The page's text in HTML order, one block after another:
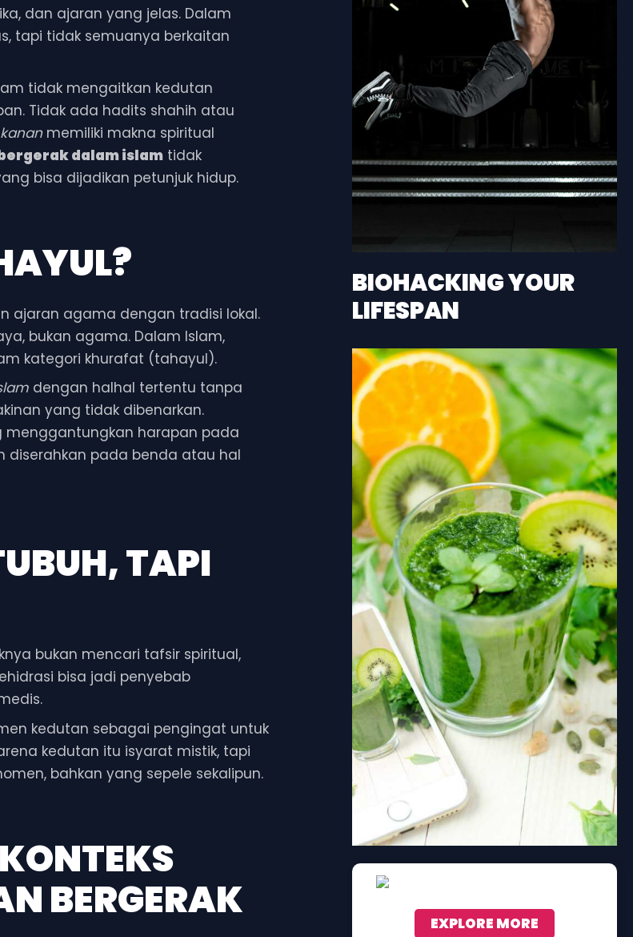
dan ajaran yang jelas. Dalam
tapi tidak semuanya berkaitan
tidak mengaitkan kedutan
Tidak ada hadits shahih atau
memiliki makna spiritual
dalam islamtidak
bisa dijadikan petunjuk hidup.
ajaran agama dengan tradisi lokal.
bukan agama. Dalam Islam,
kategori khurafat (tahayul).
dengan halhal tertentu tanpa
yang tidak dibenarkan.
menggantungkan harapan pada
diserahkan pada benda atau hal
TAPI
bukan mencari tafsir spiritual,
bisa jadi penyebab
kedutan sebagai pengingat untuk
kedutan itu isyarat mistik, tapi
bahkan yang sepele sekalipun.
BERGERAK
BIOHACKING YOUR
LIFESPAN
EXPLORE MORE